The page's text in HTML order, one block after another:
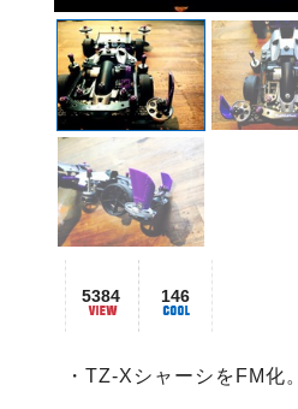
5384 146
・TZ-XシャーシをFM化。